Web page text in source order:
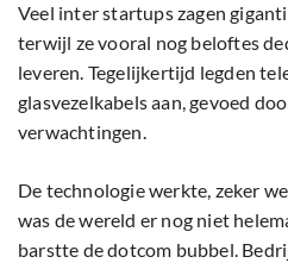
Veel inter startups zagen
terwijl ze vooral nog beloftes
leveren. Tegelijkertijd legden
glasvezelkabels aan, gevoed
verwachtingen.
De technologie werkte, zeker
was de wereld er nog niet
barstte de dotcom bubbel.